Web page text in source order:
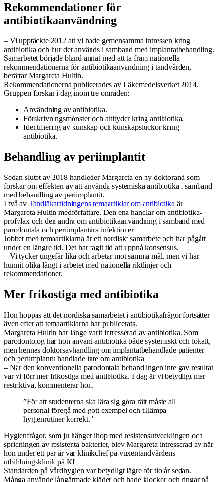
Rekommendationer för
antibiotikaanvändning
– Vi upptäckte 2012 att vi hade gemensamma intressen kring
antibiotika och hur det används i samband med implantatbehandling.
Samarbetet började bland annat med att ta fram nationella
rekommendationerna för antibiotikaanvändning i tandvården,
berättar Margareta Hultin.
Rekommendationerna publicerades av Läkemedelsverket 2014.
Gruppen forskar i dag inom tre områden:
Användning av antibiotika.
Förskrivningsmönster och attityder kring antibiotika.
Identifiering av kunskap och kunskapsluckor kring
antibiotika.
Behandling av periimplantit
Sedan slutet av 2018 handleder Margareta en ny doktorand som
forskar om effekten av att använda systemiska antibiotika i samband
med behandling av periimplantit.
I två av Tandläkartidningens tema­artiklar om antibiotika är
Margareta Hultin medförfattare. Den ena handlar om anti­bio­tika­
profylax och den andra om antibiotikaanvändning i samband med
parodontala och peri­implantära infektioner.
Jobbet med temaartiklarna är ett nordiskt samarbete och har pågått
under en längre tid. Det har tagit tid att uppnå konsensus.
– Vi tycker ungefär lika och arbetar mot samma mål, men vi har
hunnit olika långt i arbetet med nationella riktlinjer och
rekommendationer.
Mer frikostiga med antibiotika
Hon hoppas att det nordiska samarbetet i antibiotikafrågor fortsätter
även efter att tema­artiklarna har publicerats.
Margareta Hultin har länge varit intresserad av anti­biotika. Som
parodontolog har hon använt antibiotika både systemiskt och lokalt,
men hennes doktorsavhandling om implantatbehandlade patienter
och peri­implan­tit handlade inte om antibiotika.
– När den konventionella paro­dontala behandlingen inte gav resultat
var vi förr mer frikostiga med antibiotika. I dag är vi betydligt mer
restriktiva, kommenterar hon.
”För att studenterna ska lära sig göra rätt måste all
personal föregå med gott exempel och tillämpa
hygienrutiner korrekt.”
Hygienfrågor, som ju hänger ihop med resistensutvecklingen och
spridningen av resistenta bakterier, blev Margareta intresserad av när
hon under ett par år var klinikchef på vuxentandvårdens
utbildningsklinik på KI.
Standarden på vårdhygien var betydligt lägre för tio år sedan.
Många använde långärmade kläder och hade klockor och ringar på